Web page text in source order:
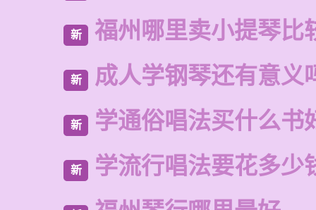
新 福州哪里卖小提琴比
新 成人学钢琴还有意义
新 学通俗唱法买什么书
新 学流行唱法要花多少